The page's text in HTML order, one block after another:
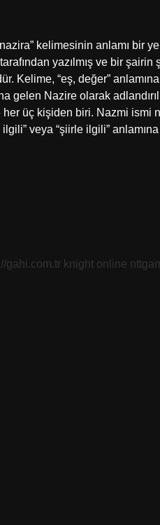
kelimesinin anlamı bir
yazılmış ve bir
Kelime, “eş, değer”
gelen Nazire olarak
her üç kişiden biri. Nazmi
veya “şiirle ilgili”
gahi.com.tr knight online